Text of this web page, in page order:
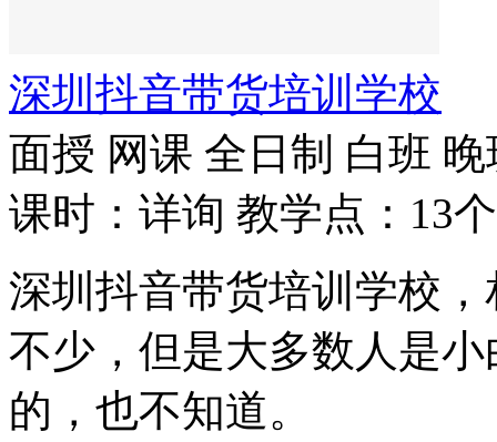
深圳抖音带货培训学校
面授 网课 全日制 白班 晚
课时：详询 教学点：13个
深圳抖音带货培训学校
不少，但是大多数人是
的，也不知道。